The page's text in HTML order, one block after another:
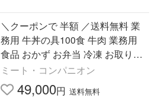
＼クーポンで 半額 ／送料無料 業
務用 牛丼の具100食 牛肉 業務用
食品 おかず お弁当 冷凍 お取り寄
せグルメ 時短 時短ごはん 食材
ミート・コンパニオン
49,000円 送料無料